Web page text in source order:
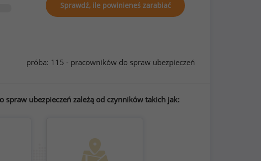
Sprawdź, ile powinieneś zarabiać
próba: 115 - pracowników do spraw ubezpieczeń
ubezpieczeń zależą od czynników takich jak: